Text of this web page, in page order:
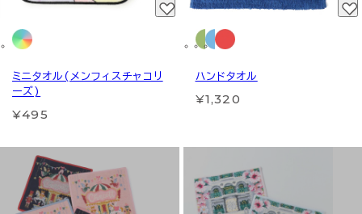
ミニタオル(メンフィスチャコリ
ーズ)
¥495
ハンドタオル
¥1,320